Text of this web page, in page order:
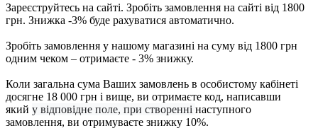
Зареєструйтесь на сайті. Зробіть замовлення на сайті від 1800
грн. Знижка -3% буде рахуватися автоматично.
Зробіть замовлення у нашому магазині на суму від 1800 грн
одним чеком – отримаєте - 3% знижку.
Коли загальна сума Ваших замовлень в особистому кабінеті
досягне 18 000 грн і вище, ви отримаєте код, написавши
який у відповідне поле, при створенні наступного
замовлення, ви отримуваєте знижку 10%.